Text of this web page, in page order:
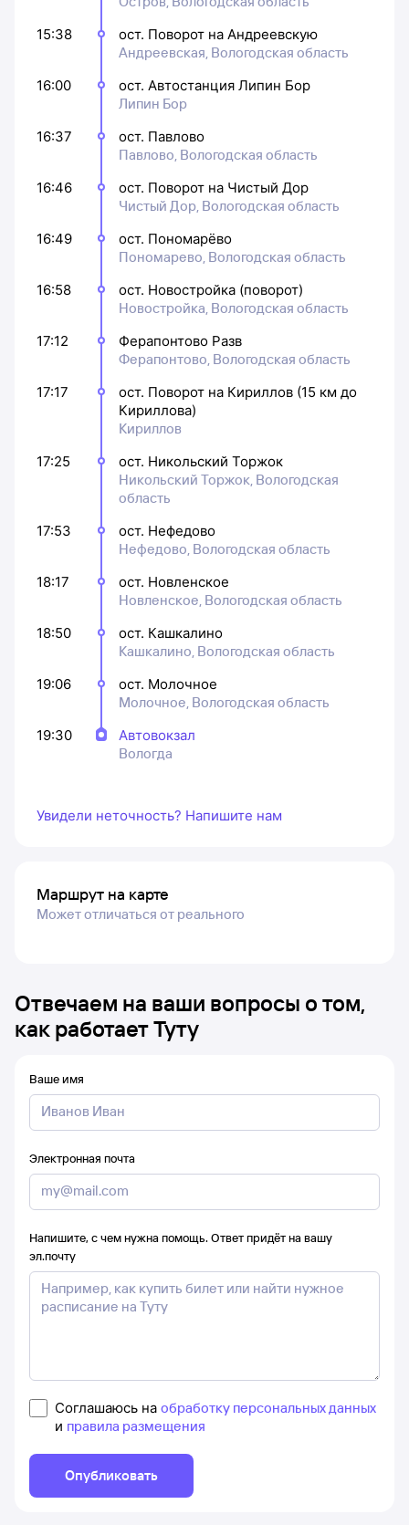
15:38
ост. Поворот на Андреевскую
Андреевская, Вологодская область
16:00
ост. Автостанция Липин Бор
Липин Бор
16:37
ост. Павлово
Павлово, Вологодская область
16:46
ост. Поворот на Чистый Дор
Чистый Дор, Вологодская область
16:49
ост. Пономарёво
Пономарево, Вологодская область
16:58
ост. Новостройка (поворот)
Новостройка, Вологодская область
17:12
Ферапонтово Разв
Ферапонтово, Вологодская область
17:17
ост. Поворот на Кириллов (15 км до
Кириллова)
Кириллов
17:25
ост. Никольский Торжок
Никольский Торжок, Вологодская
область
17:53
ост. Нефедово
Нефедово, Вологодская область
18:17
ост. Новленское
Новленское, Вологодская область
18:50
ост. Кашкалино
Кашкалино, Вологодская область
19:06
ост. Молочное
Молочное, Вологодская область
19:30
Автовокзал
Вологда
Увидели неточность? Напишите нам
Маршрут на карте
Может отличаться от реального
Отвечаем на ваши вопросы о том,
как работает Туту
Ваше имя
Электронная почта
Напишите, с чем нужна помощь. Ответ придёт на вашу
эл.почту
Соглашаюсь на обработку персональных данных
и правила размещения
Опубликовать